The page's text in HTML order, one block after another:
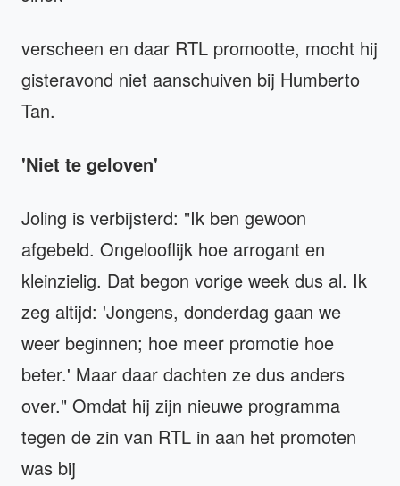
verscheen en daar RTL promootte, mocht hij
gisteravond niet aanschuiven bij Humberto
Tan.
'Niet te geloven'
Joling is verbijsterd: "Ik ben gewoon
afgebeld. Ongelooflijk hoe arrogant en
kleinzielig. Dat begon vorige week dus al. Ik
zeg altijd: 'Jongens, donderdag gaan we
weer beginnen; hoe meer promotie hoe
beter.' Maar daar dachten ze dus anders
over." Omdat hij zijn nieuwe programma
tegen de zin van RTL in aan het promoten
was bij